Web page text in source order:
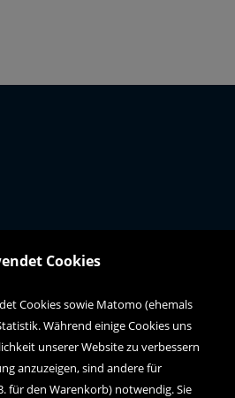
Cookies
Cookies sowie Matomo (ehemals
Während einige Cookies uns
unserer Website zu verbessern
anzuzeigen, sind andere für
für den Warenkorb) notwendig. Sie